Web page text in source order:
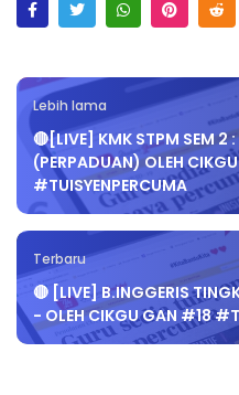
Lebih lama
🔴[LIVE] KMK STPM SEM 2
(PERPADUAN) OLEH
#TUISYENPERCUMA
Terbaru
🔴 [LIVE] B.INGGERIS
- OLEH CIKGU GAN #18